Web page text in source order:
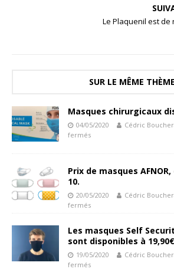
Le Plaquenil est de
SUR LE MÊME THÈME
Masques chirurgicaux
04/05/2020 Cédric
fermés
Prix de masques
10.
20/05/2020 Cédric
fermés
Les masques Self
sont disponibles à 19,90€
19/05/2020 Cédric
fermés